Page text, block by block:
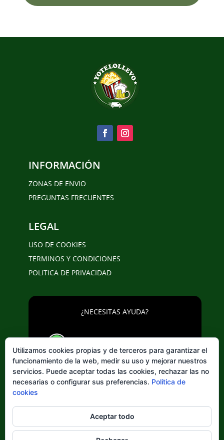
INFORMACIÓN
ZONAS DE ENVIO
PREGUNTAS FRECUENTES
LEGAL
USO DE COOKIES
TERMINOS Y CONDICIONES
POLITICA DE PRIVACIDAD
¿NECESITAS AYUDA?
Elegir
idioma
Utilizamos cookies propias y de terceros para garantizar el
funcionamiento de la web, medir su uso y mejorar nuestros
servicios. Puede aceptar todas las cookies, rechazar las no
necesarias o configurar sus preferencias. Política de
cookies
Aceptar todo